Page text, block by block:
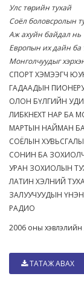
Улс төрийн тухай
Соёл боловсролын
Аж ахуйн байдал нь
Европын их дайн ба
Монголчуудыг
СПОРТ ХЭМЭЭГЧ
ГАДААДЫН
ОЛОН БҮЛГИЙН
ЛИБКНЕХТ НАР БА
МАРТЫН НАЙМАН
СОЁЛЫН
СОНИН БА
УРАН ЗОХИОЛЫН
ЛАТИН ХЭЛНИЙ
ЗАЛУУЧУУДЫН ҮНЭН
РАДИО
2006 оны хэвлэлийн
ТАТАЖ АВАХ